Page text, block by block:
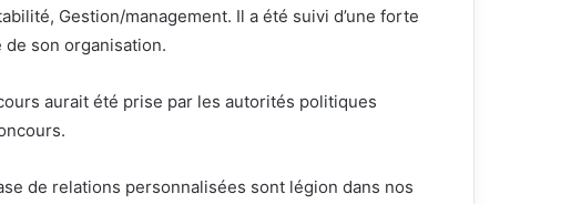
Gestion/management. Il a été suivi d’une forte
son organisation.
aurait été prise par les autorités politiques
de relations personnalisées sont légion dans nos